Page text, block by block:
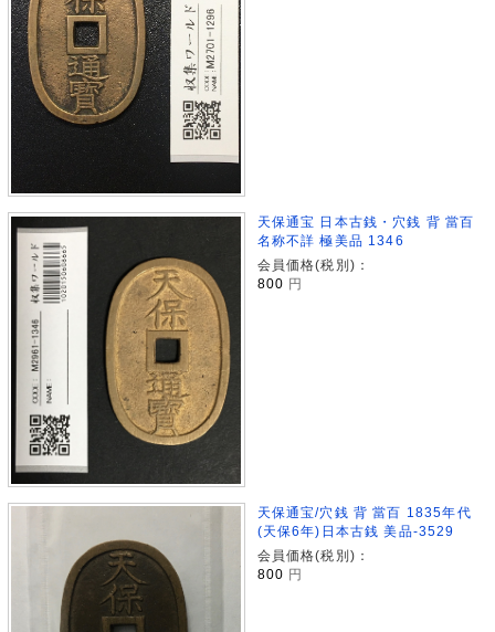
天保通宝 日本古銭・穴銭 背 當百
名称不詳 極美品 1346
会員価格(税別)：
800 円
天保通宝/穴銭 背 當百 1835年代
(天保6年)日本古銭 美品-3529
会員価格(税別)：
800 円